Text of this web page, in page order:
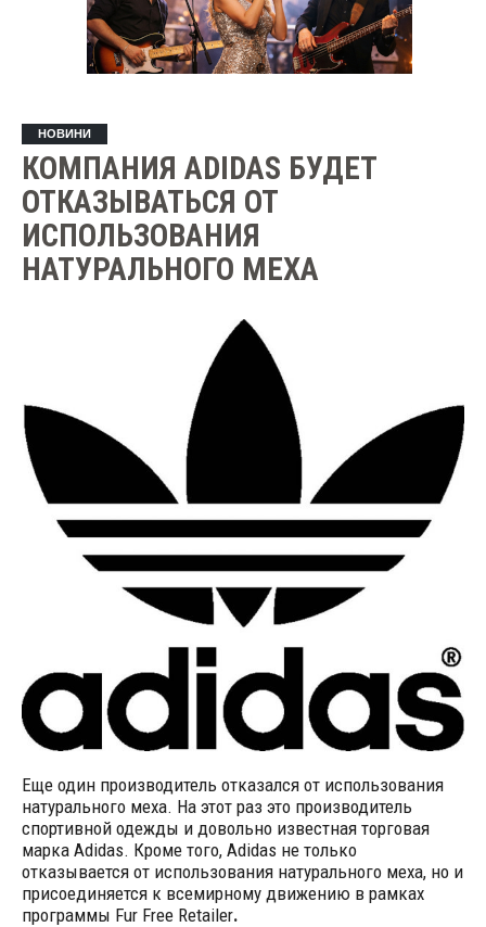
НОВИНИ
КОМПАНИЯ ADIDAS БУДЕТ
ОТКАЗЫВАТЬСЯ ОТ
ИСПОЛЬЗОВАНИЯ
НАТУРАЛЬНОГО МЕХА
Еще один производитель отказался от использования
натурального меха. На этот раз это производитель
спортивной одежды и довольно известная торговая
марка Adidas. Кроме того, Adidas не только
отказывается от использования натурального меха, но и
присоединяется к всемирному движению в рамках
программы Fur Free Retailer.